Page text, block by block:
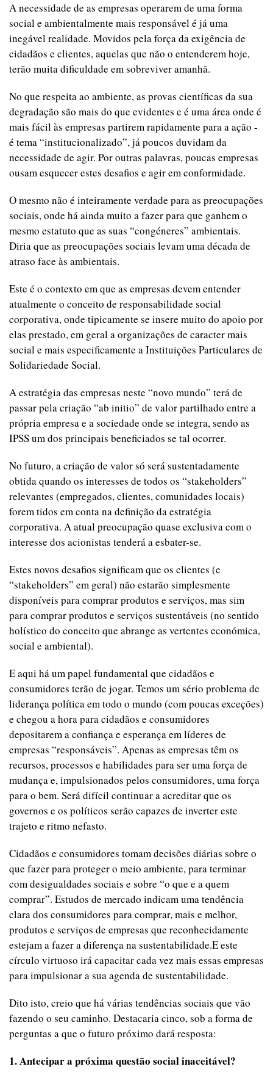
A necessidade de as empresas operarem de uma forma
social e ambientalmente mais responsável é já uma
inegável realidade. Movidos pela força da exigência de
cidadãos e clientes, aquelas que não o entenderem hoje,
terão muita dificuldade em sobreviver amanhã.
No que respeita ao ambiente, as provas científicas da sua
degradação são mais do que evidentes e é uma área onde é
mais fácil às empresas partirem rapidamente para a ação -
é tema “institucionalizado”, já poucos duvidam da
necessidade de agir. Por outras palavras, poucas empresas
ousam esquecer estes desafios e agir em conformidade.
O mesmo não é inteiramente verdade para as preocupações
sociais, onde há ainda muito a fazer para que ganhem o
mesmo estatuto que as suas “congéneres” ambientais.
Diria que as preocupações sociais levam uma década de
atraso face às ambientais.
Este é o contexto em que as empresas devem entender
atualmente o conceito de responsabilidade social
corporativa, onde tipicamente se insere muito do apoio por
elas prestado, em geral a organizações de caracter mais
social e mais especificamente a Instituições Particulares de
Solidariedade Social.
A estratégia das empresas neste “novo mundo” terá de
passar pela criação “ab initio” de valor partilhado entre a
própria empresa e a sociedade onde se integra, sendo as
IPSS um dos principais beneficiados se tal ocorrer.
No futuro, a criação de valor só será sustentadamente
obtida quando os interesses de todos os “stakeholders”
relevantes (empregados, clientes, comunidades locais)
forem tidos em conta na definição da estratégia
corporativa. A atual preocupação quase exclusiva com o
interesse dos acionistas tenderá a esbater-se.
Estes novos desafios significam que os clientes (e
“stakeholders” em geral) não estarão simplesmente
disponíveis para comprar produtos e serviços, mas sim
para comprar produtos e serviços sustentáveis (no sentido
holístico do conceito que abrange as vertentes económica,
social e ambiental).
E aqui há um papel fundamental que cidadãos e
consumidores terão de jogar. Temos um sério problema de
liderança política em todo o mundo (com poucas exceções)
e chegou a hora para cidadãos e consumidores
depositarem a confiança e esperança em líderes de
empresas “responsáveis”. Apenas as empresas têm os
recursos, processos e habilidades para ser uma força de
mudança e, impulsionados pelos consumidores, uma força
para o bem. Será difícil continuar a acreditar que os
governos e os políticos serão capazes de inverter este
trajeto e ritmo nefasto.
Cidadãos e consumidores tomam decisões diárias sobre o
que fazer para proteger o meio ambiente, para terminar
com desigualdades sociais e sobre “o que e a quem
comprar”. Estudos de mercado indicam uma tendência
clara dos consumidores para comprar, mais e melhor,
produtos e serviços de empresas que reconhecidamente
estejam a fazer a diferença na sustentabilidade.E este
círculo virtuoso irá capacitar cada vez mais essas empresas
para impulsionar a sua agenda de sustentabilidade.
Dito isto, creio que há várias tendências sociais que vão
fazendo o seu caminho. Destacaria cinco, sob a forma de
perguntas a que o futuro próximo dará resposta:
1. Antecipar a próxima questão social inaceitável?